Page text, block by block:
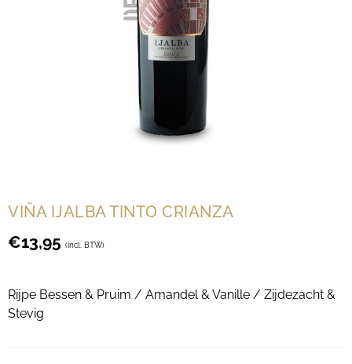
VIÑA IJALBA TINTO CRIANZA
€13,95 (incl. BTW)
Rijpe Bessen & Pruim / Amandel & Vanille / Zijdezacht &
Stevig